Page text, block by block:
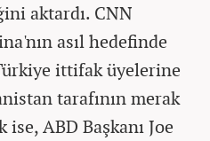
aktardı. CNN
asıl hedefinde
ittifak üyelerine
tarafının merak
ABD Başkanı Joe